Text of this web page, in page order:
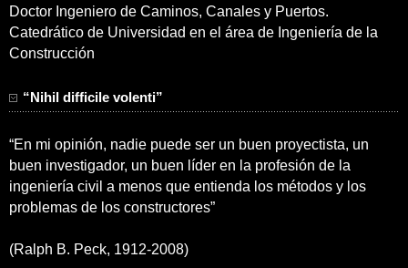
Doctor Ingeniero de Caminos, Canales y Puertos.
Catedrático de Universidad en el área de Ingeniería de la
Construcción
“Nihil difficile volenti”
“En mi opinión, nadie puede ser un buen proyectista, un
buen investigador, un buen líder en la profesión de la
ingeniería civil a menos que entienda los métodos y los
problemas de los constructores”
(Ralph B. Peck, 1912-2008)